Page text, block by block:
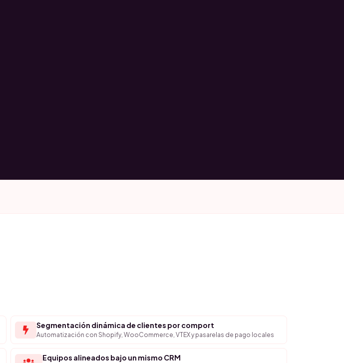
Segmentación dinámica de clientes por comport
Automatización con Shopify, WooCommerce, VTEX y pasarelas de pago locales
Equipos alineados bajo un mismo CRM